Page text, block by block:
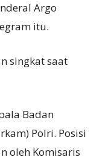
Argo
itu.
singkat saat
Badan
Polri. Posisi
oleh Komisaris